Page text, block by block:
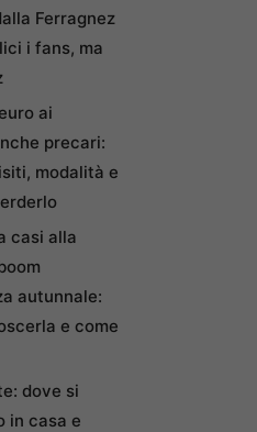
Ferragnez
i fans, ma
ai
precari:
modalità e
casi alla
autunnale:
e come
dove si
in casa e